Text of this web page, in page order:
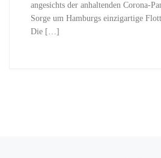
angesichts der anhaltenden Corona-
Sorge um Hamburgs einzigartige
Die […]